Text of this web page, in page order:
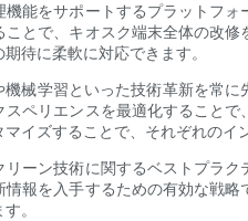
機能をサポートするプラットフ
ことで、キオスク端末全体の改
待に柔軟に対応できます。
機械学習といった技術革新を常
スペリエンスを最適化すること
イズすることで、それぞれのイ
ーン技術に関するベストプラ
情報を入手するための有効な戦
。